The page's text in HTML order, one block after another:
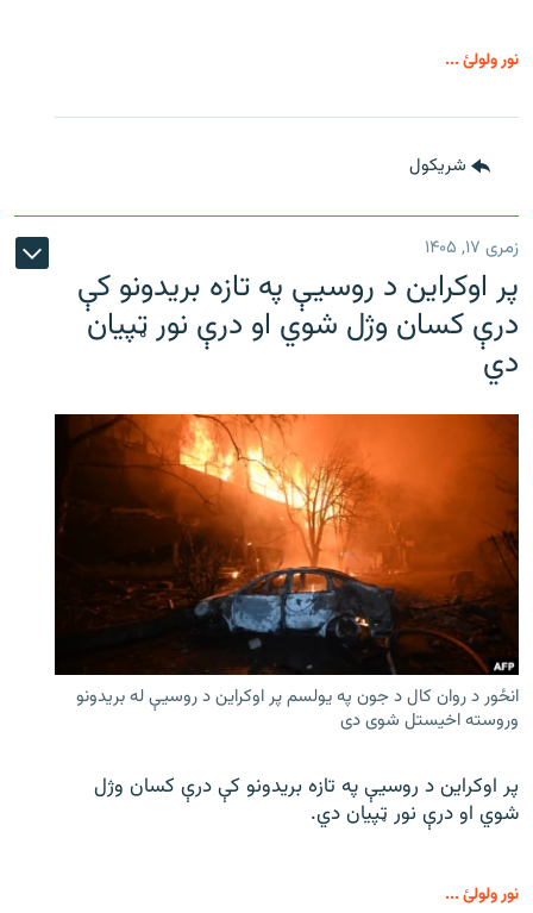
نور ولولئ ...
شريکول
زمری ۱۷, ۱۴۰۵
پر اوکراین د روسیې په تازه بریدونو کې
درې کسان وژل شوي او درې نور ټپیان
دي
انځور د روان کال د جون په یولسم پر اوکراین د روسیې له بریدونو
وروسته اخیستل شوی دی
پر اوکراین د روسیې په تازه بریدونو کې درې کسان وژل
شوي او درې نور ټپیان دي.
نور ولولئ ...